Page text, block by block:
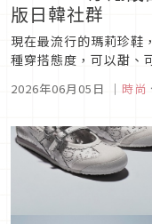
版日韓社群
現在最流行的瑪莉珍鞋
種穿搭態度，可以甜、
2026年06月05日 ｜ 時尚